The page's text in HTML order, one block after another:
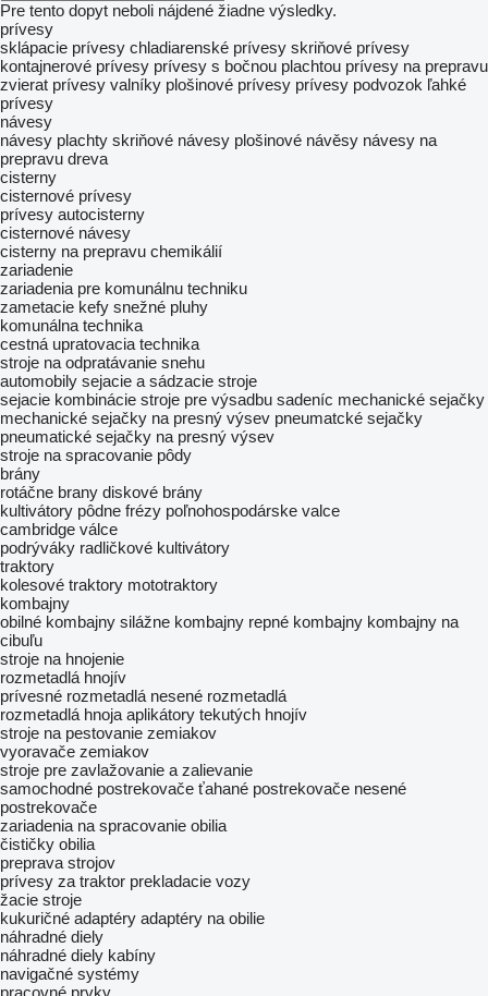
Pre tento dopyt neboli nájdené žiadne výsledky.
prívesy
sklápacie prívesy chladiarenské prívesy skriňové prívesy
kontajnerové prívesy prívesy s bočnou plachtou prívesy na prepravu
zvierat prívesy valníky plošinové prívesy prívesy podvozok ľahké
prívesy
návesy
návesy plachty skriňové návesy plošinové návěsy návesy na
prepravu dreva
cisterny
cisternové prívesy
prívesy autocisterny
cisternové návesy
cisterny na prepravu chemikálií
zariadenie
zariadenia pre komunálnu techniku
zametacie kefy snežné pluhy
komunálna technika
cestná upratovacia technika
stroje na odpratávanie snehu
automobily sejacie a sádzacie stroje
sejacie kombinácie stroje pre výsadbu sadeníc mechanické sejačky
mechanické sejačky na presný výsev pneumatcké sejačky
pneumatické sejačky na presný výsev
stroje na spracovanie pôdy
brány
rotáčne brany diskové brány
kultivátory pôdne frézy poľnohospodárske valce
cambridge válce
podrýváky radličkové kultivátory
traktory
kolesové traktory mototraktory
kombajny
obilné kombajny silážne kombajny repné kombajny kombajny na
cibuľu
stroje na hnojenie
rozmetadlá hnojív
prívesné rozmetadlá nesené rozmetadlá
rozmetadlá hnoja aplikátory tekutých hnojív
stroje na pestovanie zemiakov
vyoravače zemiakov
stroje pre zavlažovanie a zalievanie
samochodné postrekovače ťahané postrekovače nesené
postrekovače
zariadenia na spracovanie obilia
čističky obilia
preprava strojov
prívesy za traktor prekladacie vozy
žacie stroje
kukuričné adaptéry adaptéry na obilie
náhradné diely
náhradné diely kabíny
navigačné systémy
pracovné prvky